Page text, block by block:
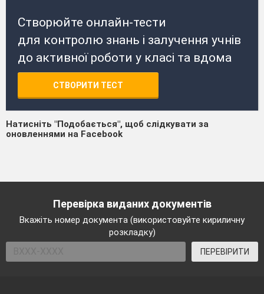
Створюйте онлайн-тести
для контролю знань і залучення учнів
до активної роботи у класі та вдома
СТВОРИТИ ТЕСТ
Натисніть "Подобається", щоб слідкувати за
оновленнями на Facebook
Перевірка виданих документів
Вкажіть номер документа (використовуйте кириличну
розкладку)
ПЕРЕВІРИТИ